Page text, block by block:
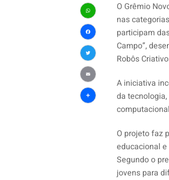
WhatsApp
Facebook
Twitter
Email
Share
O Grêmio
nas
participam
Campo”,
Robôs
A iniciativa
da
O projeto faz
educacional
Segundo o
jovens para